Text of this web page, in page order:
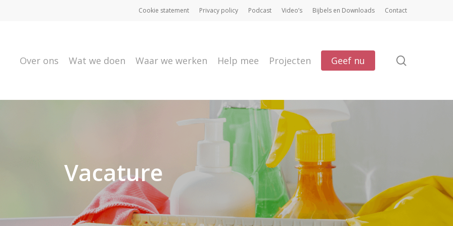
Cookie statement Privacy policy Podcast Video’s Bijbels en Downloads Contact
Over ons Wat we doen Waar we werken Help mee Projecten Geef nu
Vacature